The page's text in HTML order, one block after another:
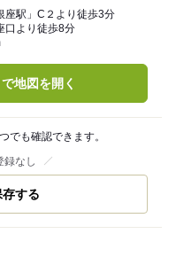
座駅」C２より徒歩3分
口より徒歩8分
地図を開く
でも確認できます。
録なし
する